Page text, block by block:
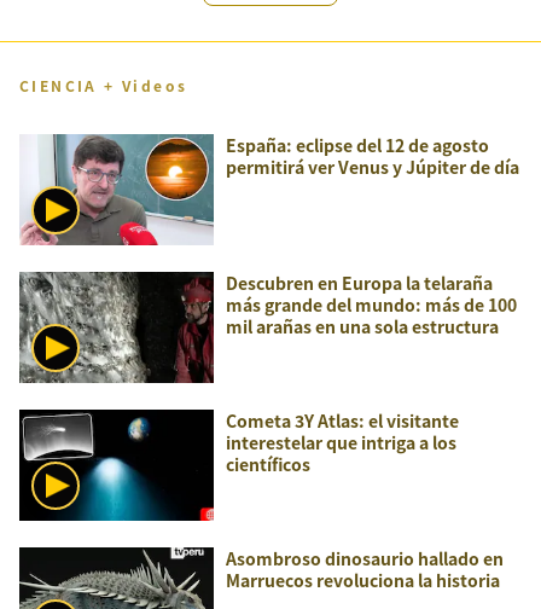
CIENCIA + Videos
España: eclipse del 12 de agosto
permitirá ver Venus y Júpiter de día
Descubren en Europa la telaraña
más grande del mundo: más de 100
mil arañas en una sola estructura
Cometa 3Y Atlas: el visitante
interestelar que intriga a los
científicos
Asombroso dinosaurio hallado en
Marruecos revoluciona la historia